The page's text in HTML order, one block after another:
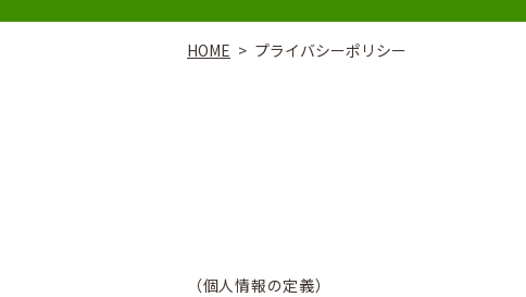
HOME プライバシーポリシー
（個人情報の定義）